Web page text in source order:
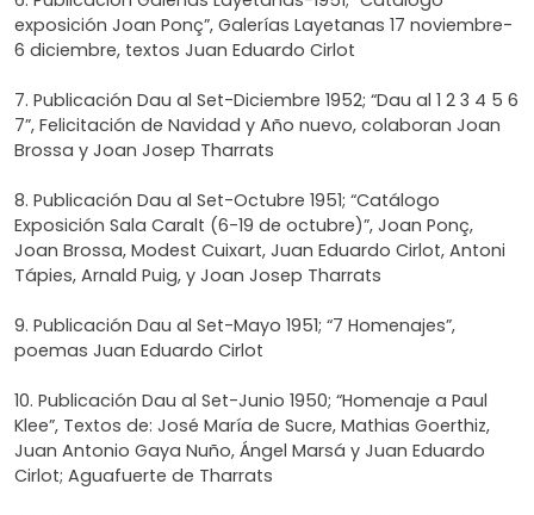
exposición Joan Ponç”, Galerías Layetanas 17 noviembre-
6 diciembre, textos Juan Eduardo Cirlot
7. Publicación Dau al Set-Diciembre 1952; “Dau al 1 2 3 4 5 6
7”, Felicitación de Navidad y Año nuevo, colaboran Joan
Brossa y Joan Josep Tharrats
8. Publicación Dau al Set-Octubre 1951; “Catálogo
Exposición Sala Caralt (6-19 de octubre)”, Joan Ponç,
Joan Brossa, Modest Cuixart, Juan Eduardo Cirlot, Antoni
Tápies, Arnald Puig, y Joan Josep Tharrats
9. Publicación Dau al Set-Mayo 1951; “7 Homenajes”,
poemas Juan Eduardo Cirlot
10. Publicación Dau al Set-Junio 1950; “Homenaje a Paul
Klee”, Textos de: José María de Sucre, Mathias Goerthiz,
Juan Antonio Gaya Nuño, Ángel Marsá y Juan Eduardo
Cirlot; Aguafuerte de Tharrats